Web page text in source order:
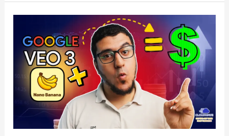
تبني
صفحة
هبوط
احترافية
بالذكاء
الاصطناعي
|